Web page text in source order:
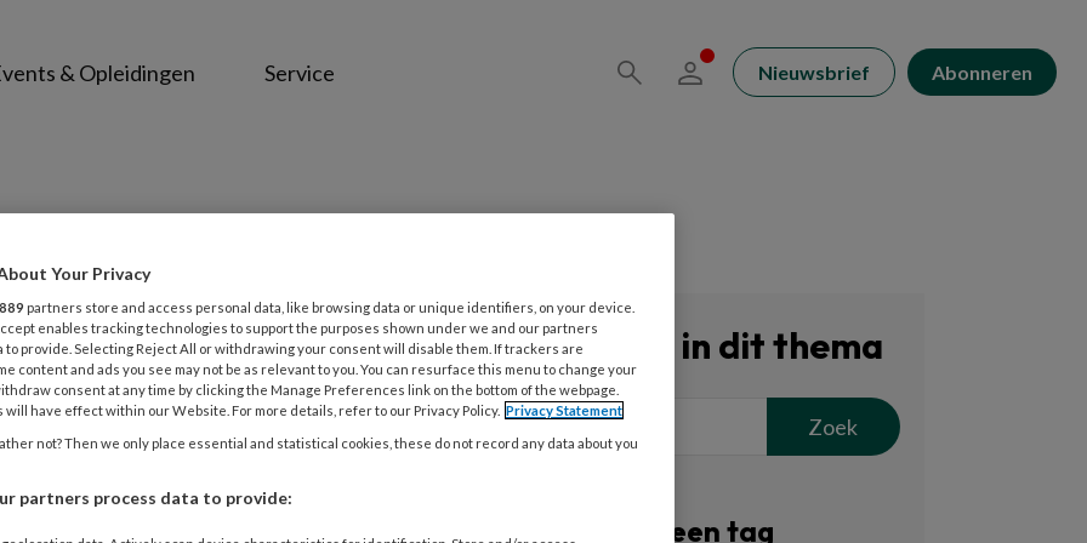
& Opleidingen Service Nieuwsbrief Abonneren
iemand met dementie maken het
geduld hebben en creatief omgaan met
In dit thema vind je inspirerende
kunnen worden, thuis en in de
Zoeken in dit thema
Zoek
Filter op een tag
Your Privacy
889 partners store and access personal data, like browsing data or unique identifiers, on your device.
enables tracking technologies to support the purposes shown under we and our partners
to provide. Selecting Reject All or withdrawing your consent will disable them. If trackers are
content and ads you see may not be as relevant to you. You can resurface this menu to change your
consent at any time by clicking the Manage Preferences link on the bottom of the webpage.
will have effect within our Website. For more details, refer to our Privacy Policy. Privacy Statement
not? Then we only place essential and statistical cookies, these do not record any data about you
partners process data to provide: